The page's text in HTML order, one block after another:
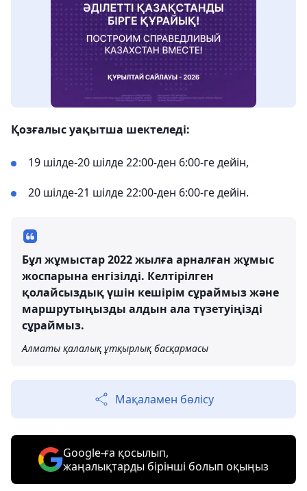
Қозғалыс уақытша шектеледі:
19 шілде-20 шілде 22:00-ден 6:00-ге дейін,
20 шілде-21 шілде 22:00-ден 6:00-ге дейін.
Бұл жұмыстар 2022 жылға арналған жұмыс
жоспарына енгізілді. Келтірілген
қолайсыздық үшін кешірім сұраймыз және
маршрутыңызды алдын ала түзетуіңізді
сұраймыз.
Алматы қалалық ұтқырлық басқармасы
Мақаламен бөлісу
Google-ға қосылып,
жаңалықтарды бірінші болып оқыңыз